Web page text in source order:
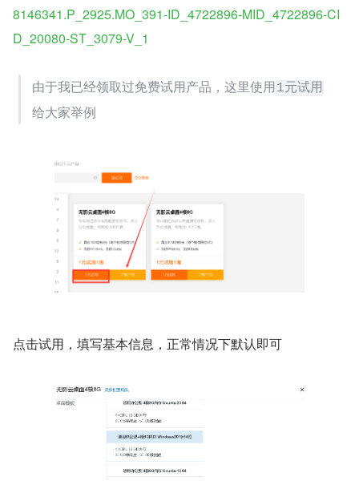
8146341.P_2925.MO_391-ID_4722896-MID_4722896-CI
D_20080-ST_3079-V_1
由于我已经领取过免费试用产品，这里使用1元试用
给大家举例
点击试用，填写基本信息，正常情况下默认即可